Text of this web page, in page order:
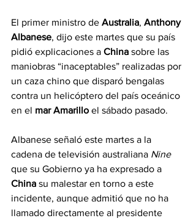
El primer ministro de Australia, Anthony
Albanese, dijo este martes que su país
pidió explicaciones a China sobre las
maniobras “inaceptables” realizadas por
un caza chino que disparó bengalas
contra un helicóptero del país oceánico
en el mar Amarillo el sábado pasado.
Albanese señaló este martes a la
cadena de televisión australiana Nine
que su Gobierno ya ha expresado a
China su malestar en torno a este
incidente, aunque admitió que no ha
llamado directamente al presidente